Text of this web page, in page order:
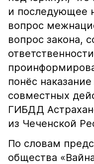
и последующее
вопрос
вопрос закона,
понёс наказание
совместных
ГИБДД
из Чеченской
По словам
общества